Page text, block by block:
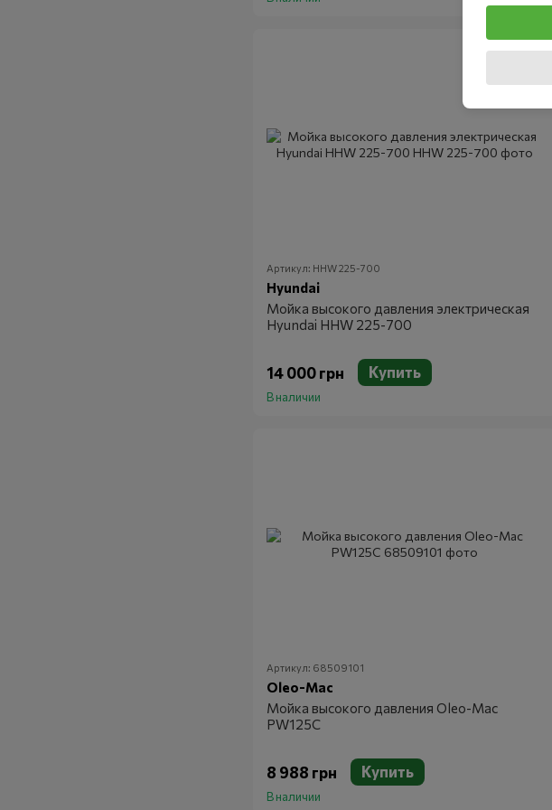
Артикул: HHW 225-700
Hyundai
Мойка высокого давления электрическая
Hyundai HHW 225-700
14 000 грн Купить
В наличии
Артикул: 68509101
Oleo-Mac
Мойка высокого давления Oleo-Mac
PW125C
8 988 грн Купить
В наличии